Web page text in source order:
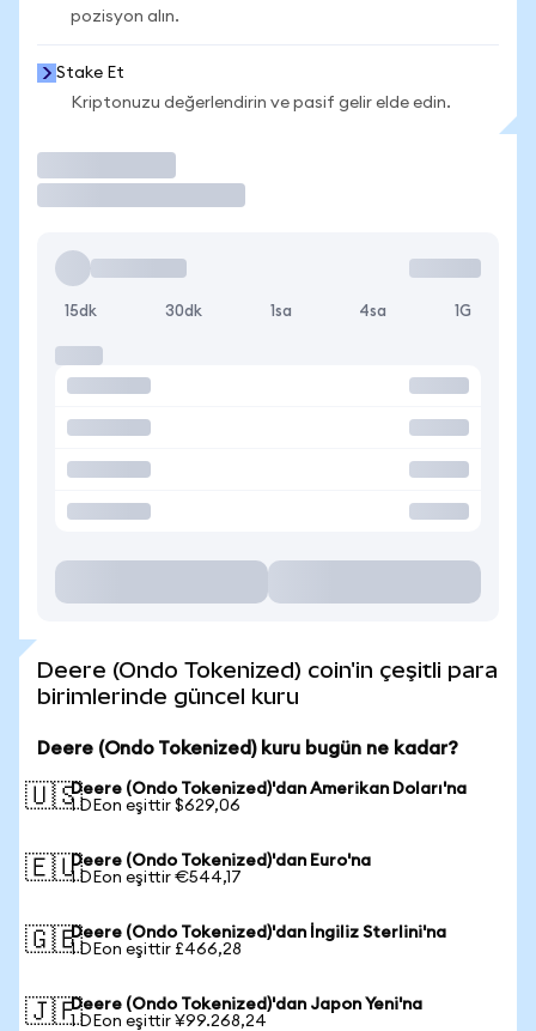
pozisyon alın.
Stake Et
Kriptonuzu değerlendirin ve pasif gelir elde edin.
15dk 30dk 1sa 4sa 1G
Deere (Ondo Tokenized) coin'in çeşitli para
birimlerinde güncel kuru
Deere (Ondo Tokenized) kuru bugün ne kadar?
🇺🇸Deere (Ondo Tokenized)'dan Amerikan Doları'na
1 DEon eşittir $629,06
🇪🇺Deere (Ondo Tokenized)'dan Euro'na
1 DEon eşittir €544,17
🇬🇧Deere (Ondo Tokenized)'dan İngiliz Sterlini'na
1 DEon eşittir £466,28
🇯🇵Deere (Ondo Tokenized)'dan Japon Yeni'na
1 DEon eşittir ¥99.268,24